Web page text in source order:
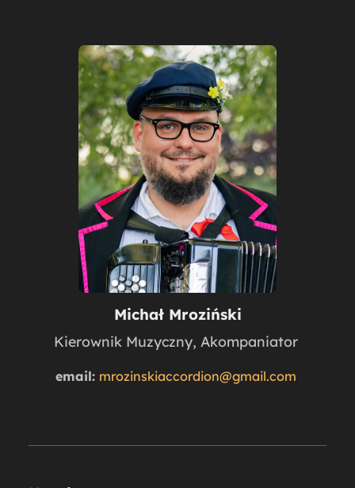
Michał Mroziński
Kierownik Muzyczny, Akompaniator
email: mrozinskiaccordion@gmail.com